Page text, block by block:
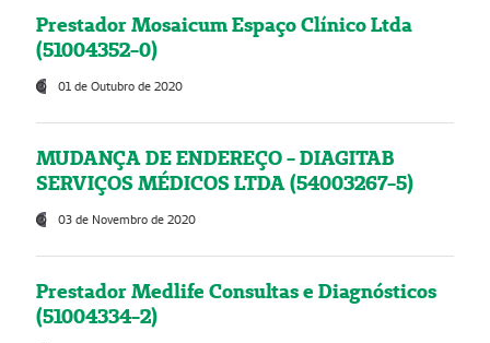
Prestador Mosaicum Espaço Clínico Ltda
(51004352-0)
01 de Outubro de 2020
MUDANÇA DE ENDEREÇO - DIAGITAB
SERVIÇOS MÉDICOS LTDA (54003267-5)
03 de Novembro de 2020
Prestador Medlife Consultas e Diagnósticos
(51004334-2)